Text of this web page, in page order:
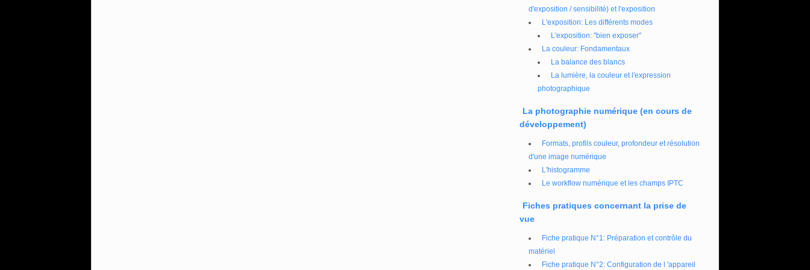
d'exposition / sensibilité) et l'exposition
L'exposition: Les différents modes
L'exposition: "bien exposer"
La couleur: Fondamentaux
La balance des blancs
La lumière, la couleur et l'expression
photographique
La photographie numérique (en cours de
développement)
Formats, profils couleur, profondeur et résolution
d'une image numérique
L'histogramme
Le workflow numérique et les champs IPTC
Fiches pratiques concernant la prise de
vue
Fiche pratique N°1: Préparation et contrôle du
matériel
Fiche pratique N°2: Configuration de l 'appareil